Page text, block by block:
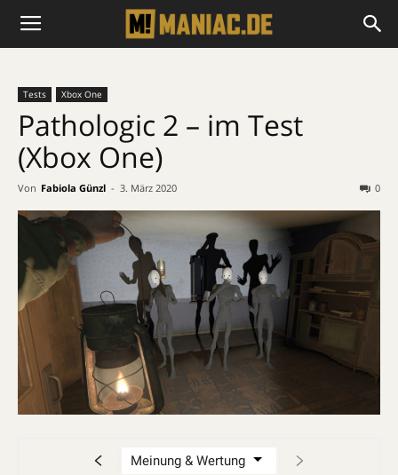
Tests Xbox One
Pathologic 2 – im Test
(Xbox One)
Von Fabiola Günzl - 3. März 2020 0